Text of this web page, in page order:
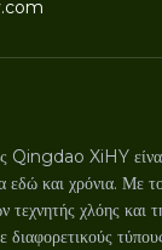
Qingdao XiHY
εδώ και χρόνια. Με
τεχνητής χλόης και